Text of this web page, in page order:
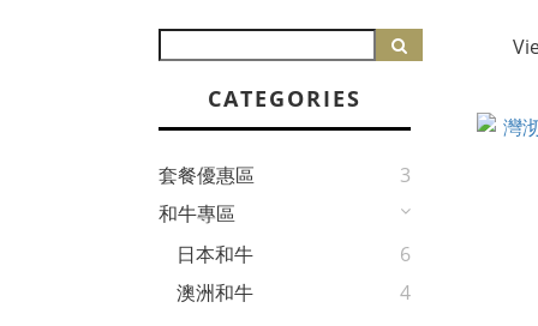
CATEGORIES
套餐優惠區
3
和牛專區
日本和牛
6
澳洲和牛
4